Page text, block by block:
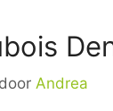
door Andrea